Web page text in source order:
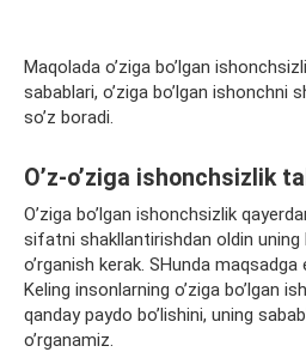
Maqolada o’ziga bo’lgan
sabablari, o’ziga bo’lgan ishonchni
so’z boradi.
O’z-o’ziga ishonchsizlik
O’ziga bo’lgan ishonchsizlik
sifatni shakllantirishdan oldin uning
o’rganish kerak. SHunda maqsadga
Keling insonlarning o’ziga bo’lgan
qanday paydo bo’lishini, uning
o’rganamiz.